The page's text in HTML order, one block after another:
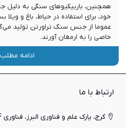
همچنین، باربیکیوهای سنگی به
خود، برای استفاده در حیاط، باغ و
عموما از جنس سنگ تراورتن تولید
خاصی را به ارمغان آورند.
خرید باربیکیوسنگی
محصول را دارید توصیه می‌کیم در این
ویژگی‌ها، مزایا، انواع و نکات مهم آن
مزایای باربیکیو
امروزه، باربیکیو های سنگی به دلیل
ادامه مطلب
ارتباط با ما
کرج، پارک علم و فناوری البرز، فناوری 4